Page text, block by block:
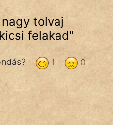
tolvaj
felakad"
0
1